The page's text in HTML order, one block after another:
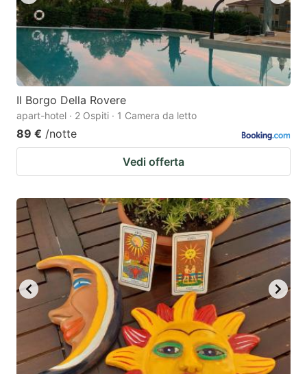
Il Borgo Della Rovere
apart-hotel · 2 Ospiti · 1 Camera da letto
89 € /notte
Vedi offerta